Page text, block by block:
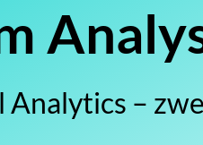
Analytics –